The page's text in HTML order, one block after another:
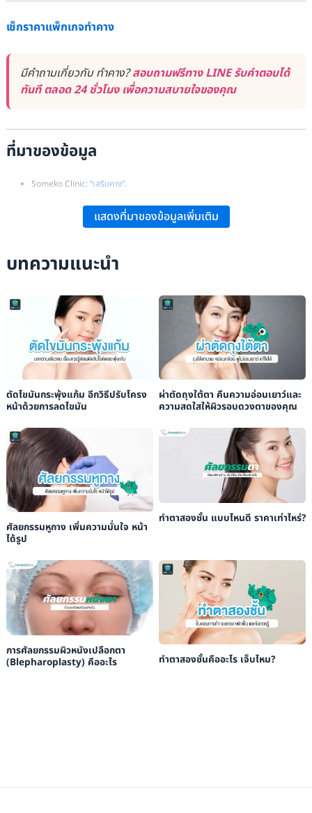
เช็กราคาแพ็กเกจทำคาง
มีคำถามเกี่ยวกับ ทำคาง?สอบถามฟรีทาง LINE รับคำตอบได้
ทันที ตลอด 24 ชั่วโมง เพื่อความสบายใจของคุณ
ที่มาของข้อมูล
Someko Clinic: “เสริมคาง”.
“ทำไมถึงต้องเลือกเสริมคาง? ที่ The Art Clinic”
แสดงที่มาของข้อมูลเพิ่มเติม
บทความแนะนำ
ตัดไขมันกระพุ้งแก้ม อีกวิธีปรับโครง
หน้าด้วยการลดไขมัน
ผ่าตัดถุงใต้ตา คืนความอ่อนเยาว์และ
ความสดใสให้ผิวรอบดวงตาของคุณ
ศัลยกรรมหูกาง เพิ่มความมั่นใจ หน้า
ได้รูป
ทําตาสองชั้น แบบไหนดี ราคาเท่าไหร่?
การศัลยกรรมผิวหนังเปลือกตา
(Blepharoplasty) คืออะไร
ทำตาสองชั้นคืออะไร เจ็บไหม?